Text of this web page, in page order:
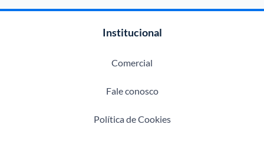
Institucional
Comercial
Fale conosco
Política de Cookies